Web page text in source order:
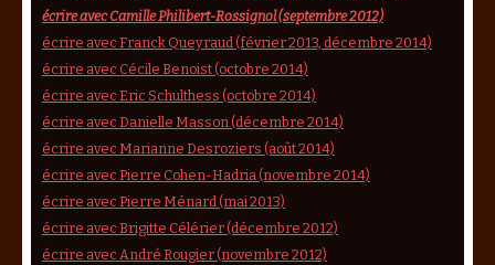
écrire avec Camille Philibert-Rossignol (septembre 2012)
écrire avec Franck Queyraud (février 2013, décembre 2014)
écrire avec Cécile Benoist (octobre 2014)
écrire avec Eric Schulthess (octobre 2014)
écrire avec Danielle Masson (décembre 2014)
écrire avec Marianne Desroziers (août 2014)
écrire avec Pierre Cohen-Hadria (novembre 2014)
écrire avec Pierre Ménard (mai 2013)
écrire avec Brigitte Célérier (décembre 2012)
écrire avec André Rougier (novembre 2012)